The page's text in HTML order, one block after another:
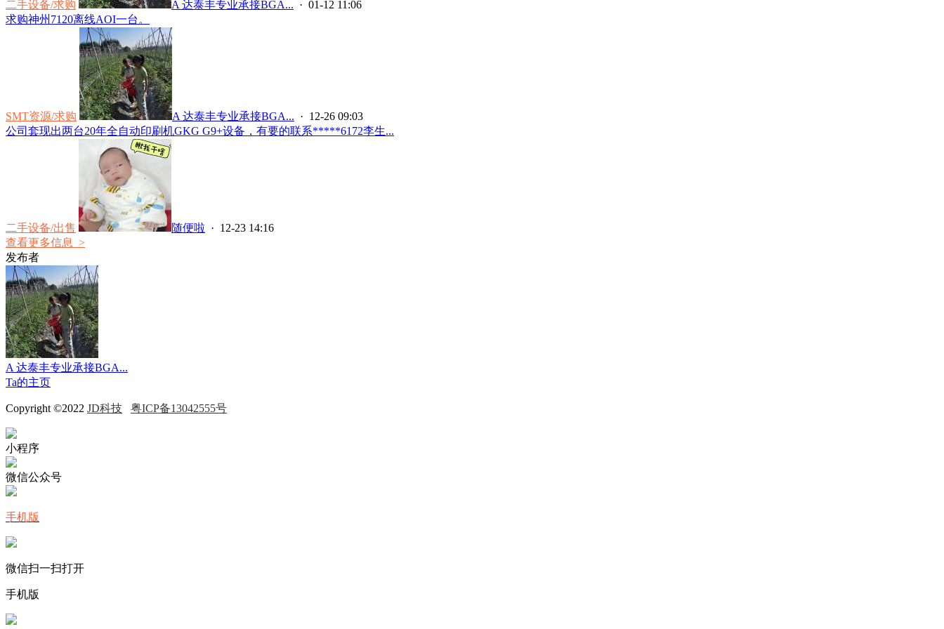
二手设备/求购 A 达泰丰专业承接BGA... · 01-12 11:06
求购神州7120离线AOI一台。
SMT资源/求购 A 达泰丰专业承接BGA... · 12-26 09:03
公司套现出两台20年全自动印刷机GKG G9+设备，有要的联系*****6172李生...
二手设备/出售 随便啦 · 12-23 14:16
查看更多信息 >
发布者
A 达泰丰专业承接BGA...
Ta的主页
Copyright ©2022 JD科技 粤ICP备13042555号
小程序
微信公众号
手机版
微信扫一扫打开
手机版